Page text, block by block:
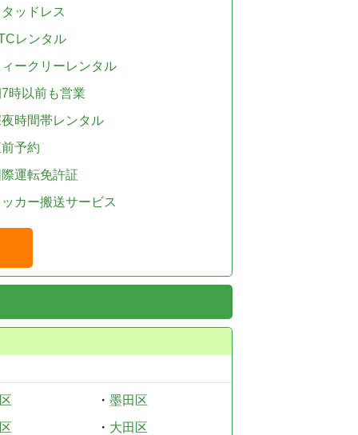
ッドレス
レンタル
ークリーレンタル
時以前も営業
時間帯レンタル
予約
運転免許証
カー搬送サービス
・ 墨田区
・ 大田区